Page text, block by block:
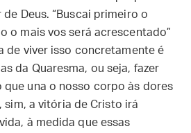
Deus. “Buscai primeiro o
o mais vos será acrescentado”
de viver isso concretamente é
da Quaresma, ou seja, fazer
una o nosso corpo às dores
sim, a vitória de Cristo irá
à medida que essas